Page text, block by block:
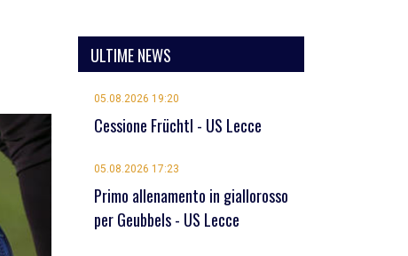
ULTIME NEWS
05.08.2026 19:20
Cessione Früchtl - US Lecce
05.08.2026 17:23
Primo allenamento in giallorosso
per Geubbels - US Lecce